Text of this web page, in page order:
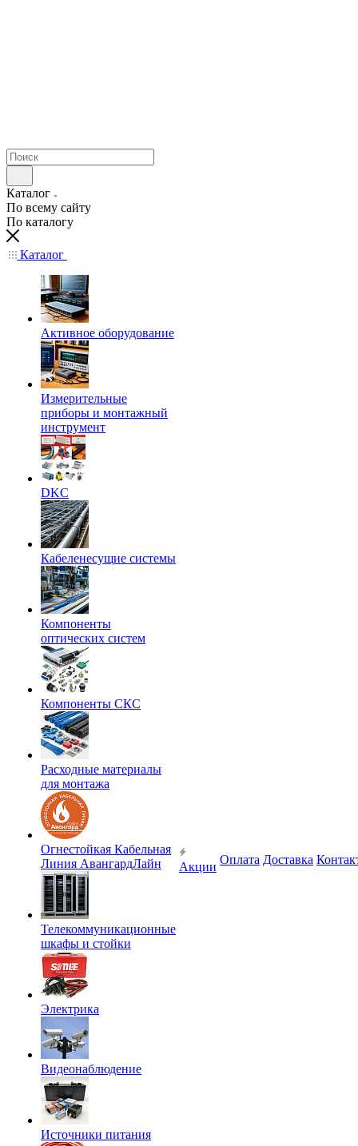
Каталог
По всему сайту
По каталогу
Каталог
Активное оборудование
Измерительные
приборы и монтажный
инструмент
DKC
Кабеленесущие системы
Компоненты
оптических систем
Компоненты СКС
Расходные материалы
для монтажа
Огнестойкая Кабельная
Линия АвангардЛайн
Телекоммуникационные
шкафы и стойки
Электрика
Видеонаблюдение
Источники питания
Акции
Оплата Доставка